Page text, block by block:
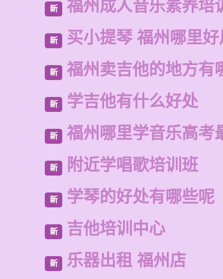
新 福州成人音乐素养培
新 买小提琴 福州哪里
新 福州卖吉他的地方有
新 学吉他有什么好处
新 福州哪里学音乐高考
新 附近学唱歌培训班
新 学琴的好处有哪些呢
新 吉他培训中心
新 乐器出租 福州店